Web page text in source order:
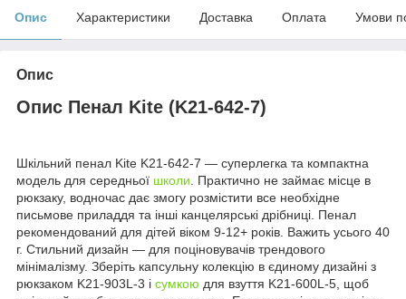
Опис Характеристики Доставка Оплата Умови
Опис
Опис Пенал Kite (K21-642-7)
Шкільний пенал Kite K21-642-7 — суперлегка та компактна
модель для середньої школи. Практично не займає місце в
рюкзаку, водночас дає змогу розмістити все необхідне
письмове приладдя та інші канцелярські дрібниці. Пенал
рекомендований для дітей віком 9-12+ років. Важить усього 40
г. Стильний дизайн — для поціновувачів трендового
мінімалізму. Зберіть капсульну колекцію в єдиному дизайні з
рюкзаком K21-903L-3 і сумкою для взуття K21-600L-5, щоб